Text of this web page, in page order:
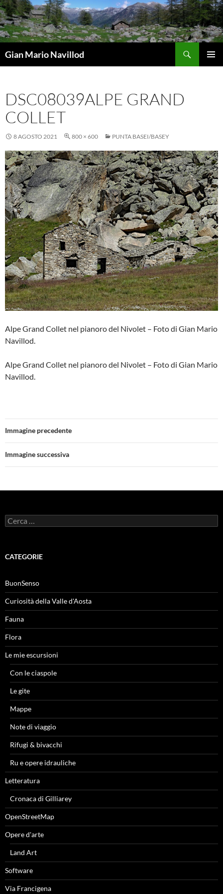
Vai
al
contenuto
Gian Mario Navillod
DSC08039ALPE GRAND
COLLET
8 AGOSTO 2021 800 × 600 PUNTA BASEI/BASEY
Alpe Grand Collet nel pianoro del Nivolet – Foto di Gian Mario
Navillod.
Alpe Grand Collet nel pianoro del Nivolet – Foto di Gian Mario
Navillod.
Immagine precedente
Immagine successiva
Ricerca
per:
CATEGORIE
BuonSenso
Curiosità della Valle d'Aosta
Fauna
Flora
Le mie escursioni
Con le ciaspole
Le gite
Mappe
Note di viaggio
Rifugi & bivacchi
Ru e opere idrauliche
Letteratura
Cronaca di Gilliarey
OpenStreetMap
Opere d'arte
Land Art
Software
Via Francigena